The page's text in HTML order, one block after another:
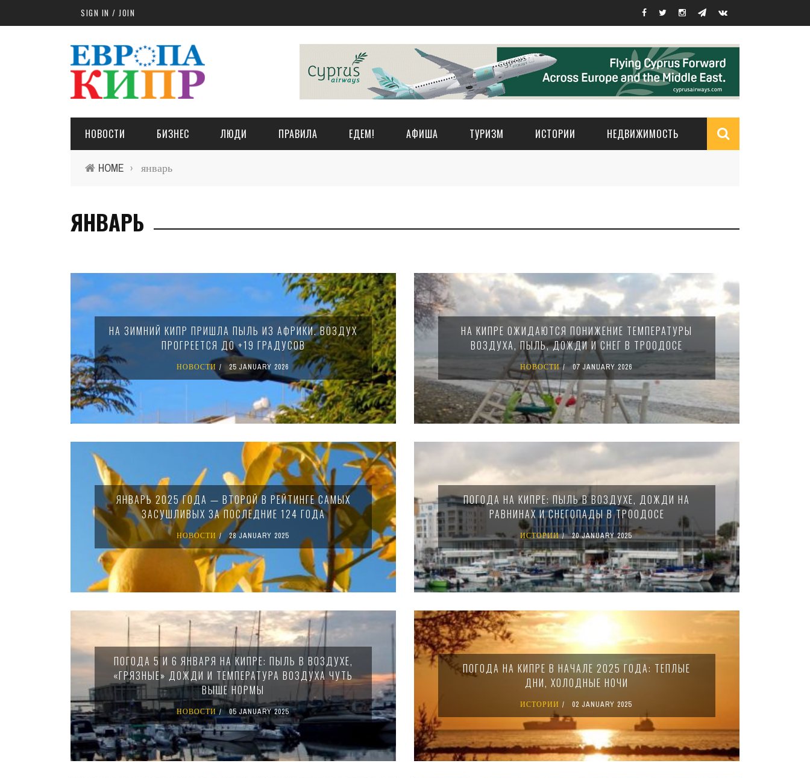
Skip to main contentSIGN IN / JOIN
НОВОСТИ БИЗНЕС ЛЮДИ ПРАВИЛА ЕДЕМ! АФИША ТУРИЗМ ИСТОРИИ НЕДВИЖИМОСТЬ
HOME › январь
ЯНВАРЬ
НА ЗИМНИЙ КИПР ПРИШЛА ПЫЛЬ ИЗ АФРИКИ. ВОЗДУХ
ПРОГРЕЕТСЯ ДО +19 ГРАДУСОВ
НОВОСТИ 25 JANUARY 2026
НА КИПРЕ ОЖИДАЮТСЯ ПОНИЖЕНИЕ ТЕМПЕРАТУРЫ
ВОЗДУХА, ПЫЛЬ, ДОЖДИ И СНЕГ В ТРООДОСЕ
НОВОСТИ 07 JANUARY 2026
ЯНВАРЬ 2025 ГОДА — ВТОРОЙ В РЕЙТИНГЕ САМЫХ
ЗАСУШЛИВЫХ ЗА ПОСЛЕДНИЕ 124 ГОДА
НОВОСТИ 28 JANUARY 2025
ПОГОДА НА КИПРЕ: ПЫЛЬ В ВОЗДУХЕ, ДОЖДИ НА
РАВНИНАХ И СНЕГОПАДЫ В ТРООДОСЕ
ИСТОРИИ 20 JANUARY 2025
ПОГОДА 5 И 6 ЯНВАРЯ НА КИПРЕ: ПЫЛЬ В ВОЗДУХЕ,
«ГРЯЗНЫЕ» ДОЖДИ И ТЕМПЕРАТУРА ВОЗДУХА ЧУТЬ
ВЫШЕ НОРМЫ
НОВОСТИ 05 JANUARY 2025
ПОГОДА НА КИПРЕ В НАЧАЛЕ 2025 ГОДА: ТЕПЛЫЕ
ДНИ, ХОЛОДНЫЕ НОЧИ
ИСТОРИИ 02 JANUARY 2025
Pages